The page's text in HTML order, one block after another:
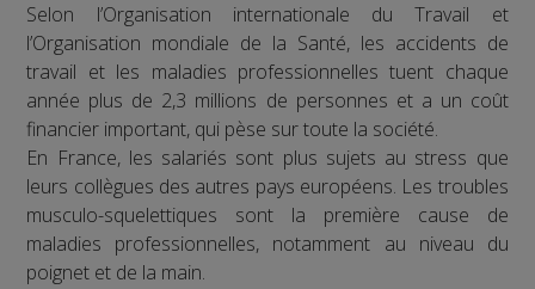
Selon l’Organisation internationale du Travail et
l’Organisation mondiale de la Santé, les accidents de
travail et les maladies professionnelles tuent chaque
année plus de 2,3 millions de personnes et a un coût
financier important, qui pèse sur toute la société.
En France, les salariés sont plus sujets au stress que
leurs collègues des autres pays européens. Les troubles
musculo-squelettiques sont la première cause de
maladies professionnelles, notamment au niveau du
poignet et de la main.